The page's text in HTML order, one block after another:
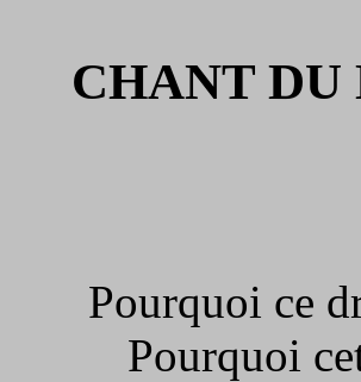
CHANT DU
Pourquoi ce
Pourquoi